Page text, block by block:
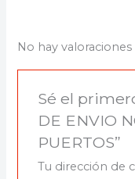
No hay valoraciones
Sé el
DE ENVIO
PUERTOS”
Tu dirección de